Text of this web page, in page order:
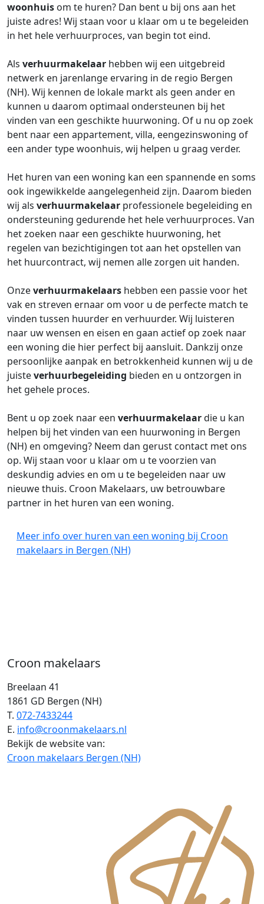
Croon makelaars
Breelaan 41
1861 GD Bergen (NH)
T. 072-7433244
E. info@croonmakelaars.nl
Bekijk de website van:
Croon makelaars Bergen (NH)
woonhuis om te huren? Dan bent u bij ons aan het
juiste adres! Wij staan voor u klaar om u te begeleiden
in het hele verhuurproces, van begin tot eind.
Als verhuurmakelaar hebben wij een uitgebreid
netwerk en jarenlange ervaring in de regio Bergen
(NH). Wij kennen de lokale markt als geen ander en
kunnen u daarom optimaal ondersteunen bij het
vinden van een geschikte huurwoning. Of u nu op zoek
bent naar een appartement, villa, eengezinswoning of
een ander type woonhuis, wij helpen u graag verder.
Het huren van een woning kan een spannende en soms
ook ingewikkelde aangelegenheid zijn. Daarom bieden
wij als verhuurmakelaar professionele begeleiding en
ondersteuning gedurende het hele verhuurproces. Van
het zoeken naar een geschikte huurwoning, het
regelen van bezichtigingen tot aan het opstellen van
het huurcontract, wij nemen alle zorgen uit handen.
Onzeverhuurmakelaars hebben een passie voor het
vak en streven ernaar om voor u de perfecte match te
vinden tussen huurder en verhuurder. Wij luisteren
naar uw wensen en eisen en gaan actief op zoek naar
een woning die hier perfect bij aansluit. Dankzij onze
persoonlijke aanpak en betrokkenheid kunnen wij u de
juisteverhuurbegeleiding bieden en u ontzorgen in
het gehele proces.
Bent u op zoek naar een verhuurmakelaardie u kan
helpen bij het vinden van een huurwoning in Bergen
(NH) en omgeving? Neem dan gerust contact met ons
op. Wij staan voor u klaar om u te voorzien van
deskundig advies en om u te begeleiden naar uw
nieuwe thuis. Croon Makelaars, uw betrouwbare
partner in het huren van een woning.
Meer info over huren van een woning bij Croon
makelaars in Bergen (NH)